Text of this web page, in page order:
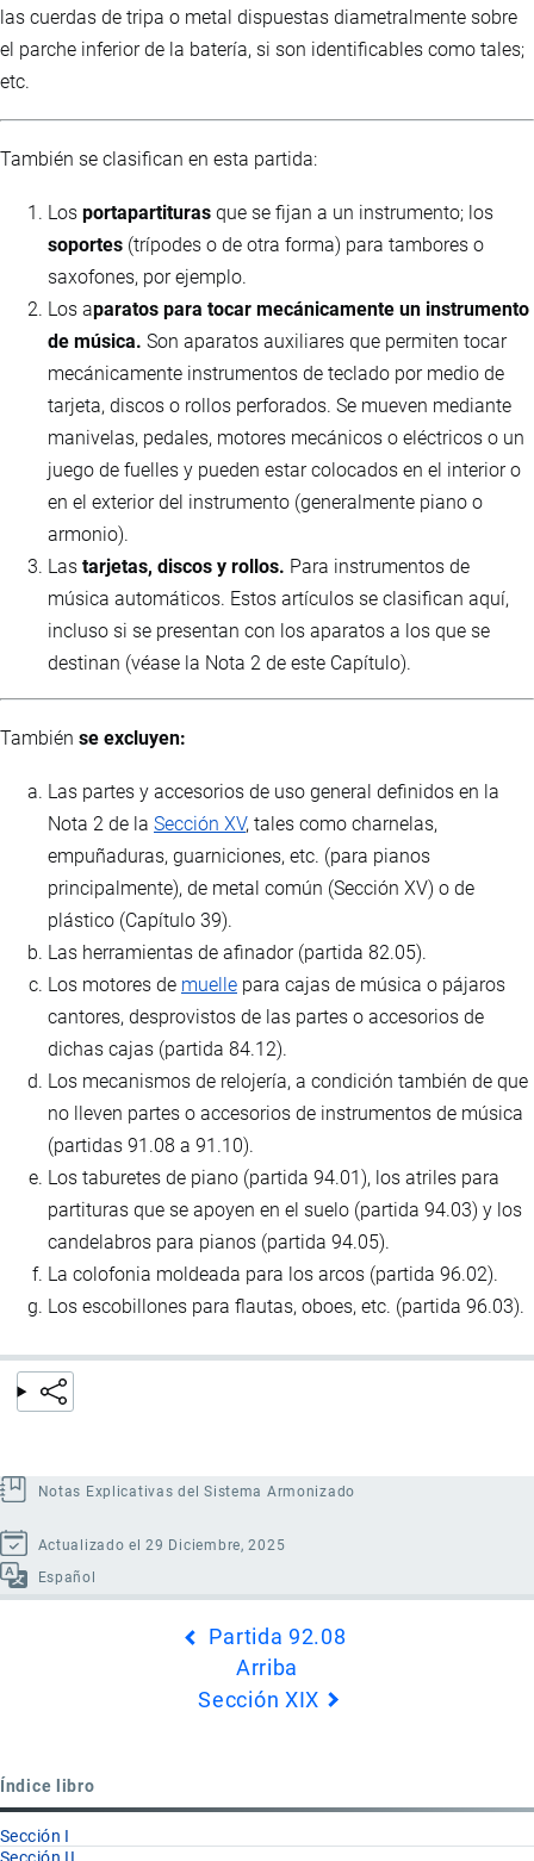
las cuerdas de tripa o metal dispuestas diametralmente sobre
el parche inferior de la batería, si son identificables como tales;
etc.
También se clasifican en esta partida:
Los portapartituras que se fijan a un instrumento; los
soportes (trípodes o de otra forma) para tambores o
saxofones, por ejemplo.
Los aparatos para tocar mecánicamente un instrumento
de música. Son aparatos auxiliares que permiten tocar
mecánicamente instrumentos de teclado por medio de
tarjeta, discos o rollos perforados. Se mueven mediante
manivelas, pedales, motores mecánicos o eléctricos o un
juego de fuelles y pueden estar colocados en el interior o
en el exterior del instrumento (generalmente piano o
armonio).
Las tarjetas, discos y rollos. Para instrumentos de
música automáticos. Estos artículos se clasifican aquí,
incluso si se presentan con los aparatos a los que se
destinan (véase la Nota 2 de este Capítulo).
También se excluyen:
Las partes y accesorios de uso general definidos en la
Nota 2 de la Sección XV, tales como charnelas,
empuñaduras, guarniciones, etc. (para pianos
principalmente), de metal común (Sección XV) o de
plástico (Capítulo 39).
Las herramientas de afinador (partida 82.05).
Los motores de muelle para cajas de música o pájaros
cantores, desprovistos de las partes o accesorios de
dichas cajas (partida 84.12).
Los mecanismos de relojería, a condición también de que
no lleven partes o accesorios de instrumentos de música
(partidas 91.08 a 91.10).
Los taburetes de piano (partida 94.01), los atriles para
partituras que se apoyen en el suelo (partida 94.03) y los
candelabros para pianos (partida 94.05).
La colofonia moldeada para los arcos (partida 96.02).
Los escobillones para flautas, oboes, etc. (partida 96.03).
Notas Explicativas del Sistema Armonizado
Actualizado el 29 Diciembre, 2025
Español
Partida 92.08
Arriba
Sección XIX
Índice libro
Sección I